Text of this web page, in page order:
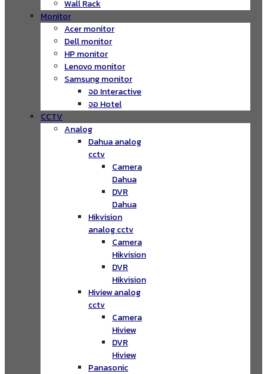
Wall Rack
Monitor
Acer monitor
Dell monitor
HP monitor
Lenovo monitor
Samsung monitor
จอ Interactive
จอ Hotel
CCTV
Analog
Dahua analog
cctv
Camera
Dahua
DVR
Dahua
Hikvision
analog cctv
Camera
Hikvision
DVR
Hikvision
Hiview analog
cctv
Camera
Hiview
DVR
Hiview
Panasonic